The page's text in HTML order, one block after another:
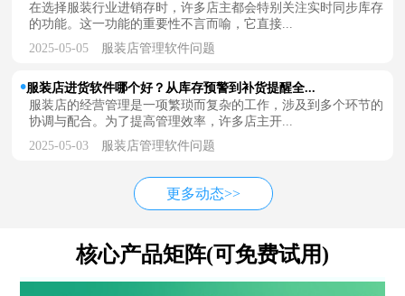
在选择服装行业进销存时，许多店主都会特别关注实时同步库存
的功能。这一功能的重要性不言而喻，它直接...
2025-05-05 服装店管理软件问题
服装店进货软件哪个好？从库存预警到补货提醒全...
服装店的经营管理是一项繁琐而复杂的工作，涉及到多个环节的
协调与配合。为了提高管理效率，许多店主开...
2025-05-03 服装店管理软件问题
更多动态>>
核心产品矩阵(可免费试用)